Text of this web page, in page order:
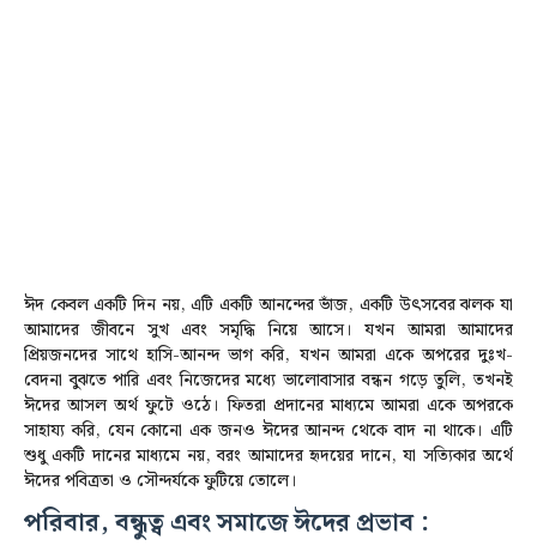
ঈদ কেবল একটি দিন নয়, এটি একটি আনন্দের ভাঁজ, একটি উৎসবের ঝলক যা
আমাদের জীবনে সুখ এবং সমৃদ্ধি নিয়ে আসে। যখন আমরা আমাদের
প্রিয়জনদের সাথে হাসি-আনন্দ ভাগ করি, যখন আমরা একে অপরের দুঃখ-
বেদনা বুঝতে পারি এবং নিজেদের মধ্যে ভালোবাসার বন্ধন গড়ে তুলি, তখনই
ঈদের আসল অর্থ ফুটে ওঠে।ফিতরা প্রদানের মাধ্যমে আমরা একে অপরকে
সাহায্য করি, যেন কোনো এক জনও ঈদের আনন্দ থেকে বাদ না থাকে। এটি
শুধু একটি দানের মাধ্যমে নয়, বরং আমাদের হৃদয়ের দানে, যা সত্যিকার অর্থে
ঈদের পবিত্রতা ও সৌন্দর্যকে ফুটিয়ে তোলে।
পরিবার, বন্ধুত্ব এবং সমাজে ঈদের প্রভাব :